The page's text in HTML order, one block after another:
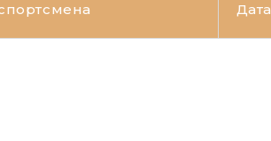
Дата